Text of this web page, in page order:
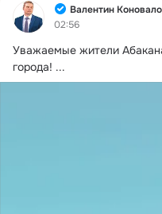
Фид
Валентин
02:56
Уважаемые жители
города! ...